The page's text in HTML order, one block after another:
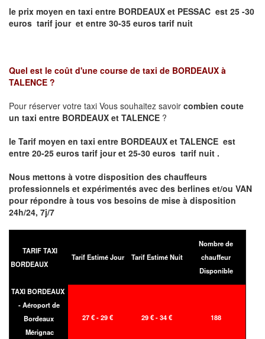
le prix moyen en taxi entre BORDEAUX et PESSAC est 25 -30
euros tarif jour et entre 30-35 euros tarif nuit
Quel est le coût d'une course de taxi de BORDEAUX à
TALENCE ?
Pour réserver votre taxi Vous souhaitez savoir combien coute
un taxi entre BORDEAUX et TALENCE ?
le Tarif moyen en taxi entre BORDEAUX et TALENCE est
entre 20-25 euros tarif jour et 25-30 euros tarif nuit .
Nous mettons à votre disposition des chauffeurs
professionnels et expérimentés avec des berlines et/ou VAN
pour répondre à tous vos besoins de mise à disposition
24h/24, 7j/7
TARIF TAXI
BORDEAUX
Tarif Estimé Jour Tarif Estimé Nuit
Nombre de
chauffeur
Disponible
TAXI BORDEAUX
- Aéroport de
Bordeaux
Mérignac
27 € - 29 € 29 € - 34 € 188